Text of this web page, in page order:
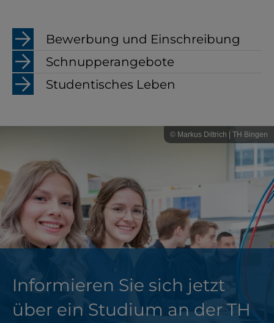
Bewerbung und Einschreibung
Schnupperangebote
Studentisches Leben
Informieren Sie sich jetzt
über ein Studium an der TH
© Markus Dittrich | TH Bingen
YouTube